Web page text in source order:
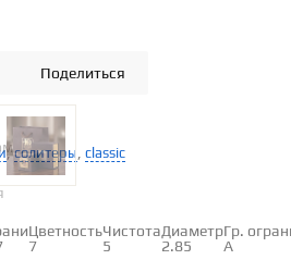
Поделиться
,солитеры classic
ЦветностьЧистотаДиаметрГр.
7 5 2.85 А